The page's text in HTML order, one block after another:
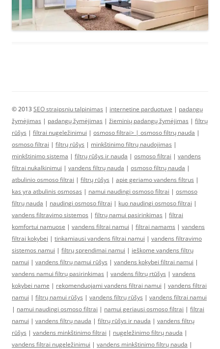
© 2013 SEO straipsniu talpinimas | internetine parduotuve | padangų
žymėjimas | padangų žymėjimas | žieminių padangų žymėjimas | filtrų
rūšys | filtrai nugeležinimui | osmoso filtrai> | osmoso filtrų nauda |
osmoso filtrai | filtrų rūšys | minkštinimo filtrų naudojimas |
minkštinimo sistema | filtrų rūšys ir nauda | osmoso filtrai | vandens
filtrai nukalkinimui | vandens filtrų nauda | osmoso filtrų nauda |
atbulinio osmoso filtrai | filtrų rūšys | apie geriamo vandens filtrus |
kas yra atbulinis osmosas | namui naudingi osmoso filtrai | osmoso
filtrų nauda | naudingi osmoso filtrai | kuo naudingi osmoso filtrai |
vandens filtravimo sistemos | filtrų namui pasirinkimas | filtrai
komfortui namuose | vandens filtrai namui | filtrai namams | vandens
filtrai kokybei | tinkamiausi vandens filtrai namui | vandens filtravimo
sistemos namui | filtrų sprendimai namui | ieškome vandens filtrų
namui | vandens filtrų namui rūšys | vandens kokybei filtrai namui |
vandens namui filtrų pasirinkimas | vandens filtrų rtūšys | vandens
kokybei name | rekomenduojami vandens filtrai namui | vandens filtrai
namui | filtrų namui rūšys | vandens filtrų rūšys | vandens filtrai namui
| namui naudingi osmoso filtrai | namui geriausi osmoso filtrai | filtrai
namui | vandens filtrų nauda | filtrų rūšys ir nauda | vandens filtrų
rūšys | vandens minkštinimo filtrai | nugeležinimo filtrų nauda |
vandens filtrai nugeležinimui | vandens minkštinimo filtrų nauda |